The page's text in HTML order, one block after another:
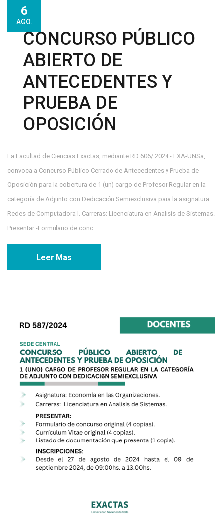
6
AGO.
CONCURSO PÚBLICO
ABIERTO DE
ANTECEDENTES Y
PRUEBA DE
OPOSICIÓN
La Facultad de Ciencias Exactas, mediante RD 606/ 2024 - EXA-UNSa,
convoca a Concurso Público Cerrado de Antecedentes y Prueba de
Oposición para la cobertura de 1 (un) cargo de Profesor Regular en la
categoría de Adjunto con Dedicación Semiexclusiva para la asignatura
Redes de Computadora I. Carreras: Licenciatura en Analisis de Sistemas.
Presentar:-Formulario de conc...
Leer Mas